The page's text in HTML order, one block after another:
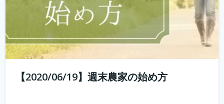
【2020/06/19】週末農家の始め方
エイイチです。オイシクタベルラボというコミュニケーシ
ョンデザインを主体としたあらゆるコトをデザインしてい
こうと動いています。 普段からいろんなものをデザインし
ていますが、これから先いままでデザインとはまったく関
わりのなかった人たちもデザイン...続きを読む